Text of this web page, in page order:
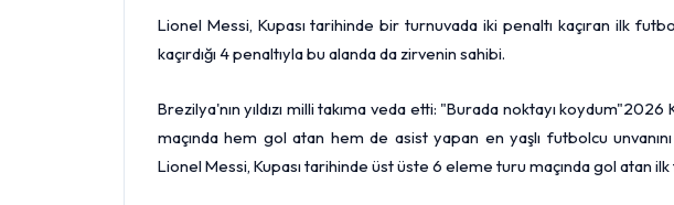
Lionel Messi, Kupası tarihinde bir turnuvada iki penaltı kaçıran ilk
kaçırdığı 4 penaltıyla bu alanda da zirvenin sahibi.
Brezilya'nın yıldızı milli takıma veda etti: "Burada noktayı koydum"2026
maçında hem gol atan hem de asist yapan en yaşlı futbolcu unvanını
Lionel Messi, Kupası tarihinde üst üste 6 eleme turu maçında gol atan